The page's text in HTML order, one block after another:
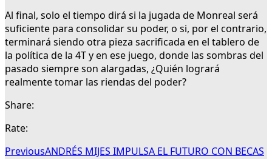
Al final, solo el tiempo dirá si la jugada de Monreal será
suficiente para consolidar su poder, o si, por el contrario,
terminará siendo otra pieza sacrificada en el tablero de
la política de la 4T y en ese juego, donde las sombras del
pasado siempre son alargadas, ¿Quién logrará
realmente tomar las riendas del poder?
Share:
Rate:
PreviousANDRÉS MIJES IMPULSA EL FUTURO CON BECAS